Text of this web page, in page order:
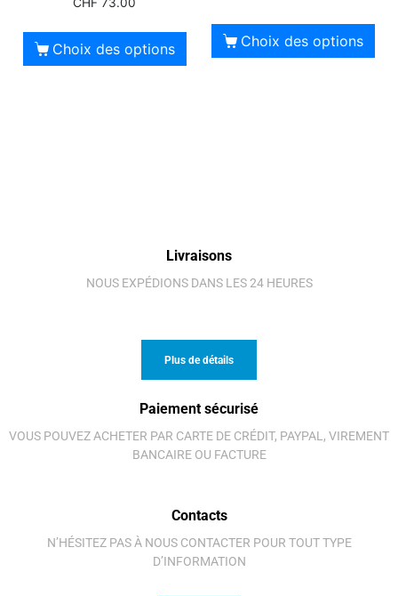
CHF 73.00
Choix des options Choix des options
Livraisons
NOUS EXPÉDIONS DANS LES 24 HEURES
Plus de détails
Paiement sécurisé
VOUS POUVEZ ACHETER PAR CARTE DE CRÉDIT, PAYPAL, VIREMENT
BANCAIRE OU FACTURE
Contacts
N’HÉSITEZ PAS À NOUS CONTACTER POUR TOUT TYPE
D’INFORMATION